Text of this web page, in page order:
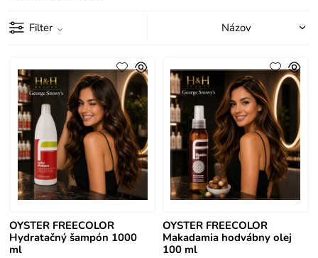
Filter
OYSTER FREECOLOR
Hydratačný šampón 1000
ml
OYSTER FREECOLOR
Makadamia hodvábny olej
100 ml